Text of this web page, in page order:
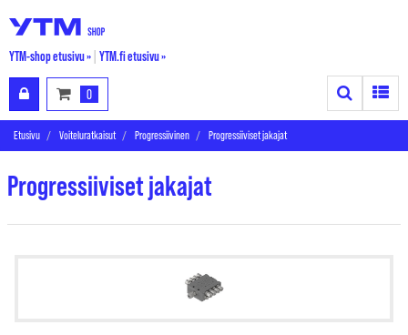
YTM-shop etusivu » YTM.fi etusivu »
0 Search
Etusivu Voiteluratkaisut Progressiivinen Progressiiviset jakajat
Progressiiviset jakajat